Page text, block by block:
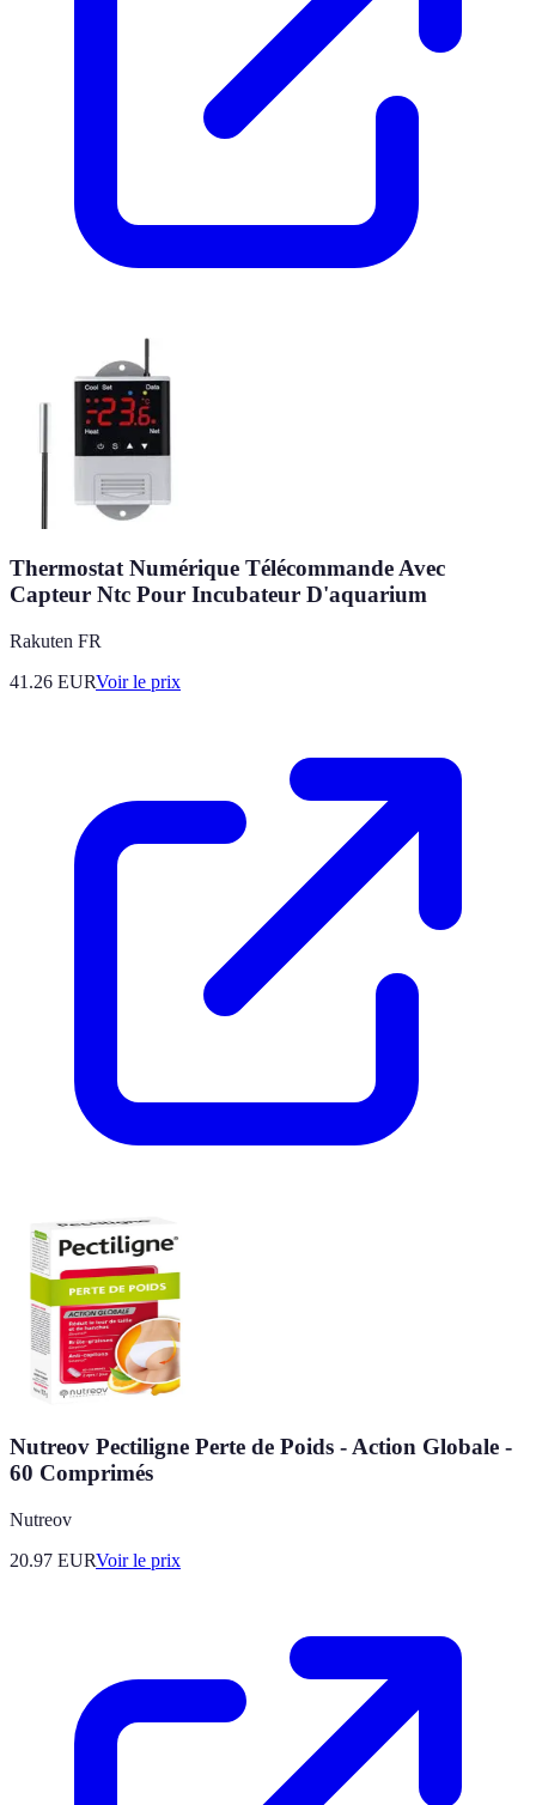
Thermostat Numérique Télécommande Avec
Capteur Ntc Pour Incubateur D'aquarium
Rakuten FR
41.26 EURVoir le prix
Nutreov Pectiligne Perte de Poids - Action Globale -
60 Comprimés
Nutreov
20.97 EURVoir le prix